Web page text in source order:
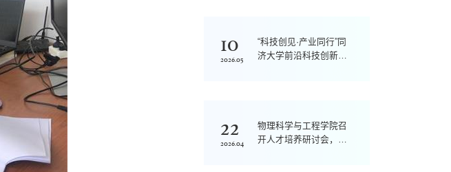
10
2026.05
“科技创见·产业同行”同
济大学前沿科技创新创
22
2026.04
物理科学与工程学院召
开人才培养研讨会，系